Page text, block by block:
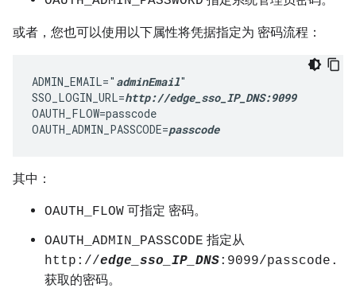
或者，您也可以使用以下属性将凭据指定为 密码流程：
ADMIN_EMAIL=" adminEmail"
SSO_LOGIN_URL=http://edge_sso_IP_DNS:9099
OAUTH_FLOW=passcode
OAUTH_ADMIN_PASSCODE=passcode
其中：
OAUTH_FLOW 可指定 密码。
OAUTH_ADMIN_PASSCODE 指定从
http://edge_sso_IP_DNS:9099/passcode.
获取的密码。